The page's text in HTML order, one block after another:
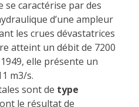
se caractérise par des
d’une ampleur
les crues dévastatrices
atteint un débit de 7200
elle présente un
m3/s.
sont de type
le résultat de